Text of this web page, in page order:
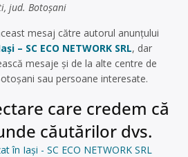
jud. Botoșani
mesaj către autorul anunțului
– SC ECO NETWORK SRL, dar
mesaje și de la alte centre de
sau persoane interesate.
care credem că
căutărilor dvs.
în Iași - SC ECO NETWORK SRL